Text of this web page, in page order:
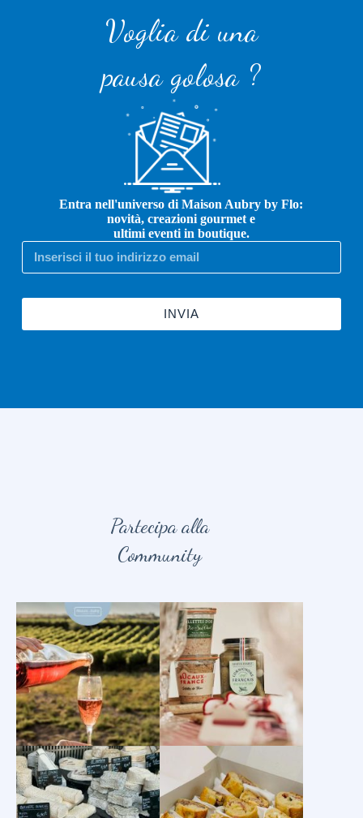
Voglia di una
pausa golosa ?
Entra nell'universo di Maison Aubry by Flo:
novità, creazioni gourmet e
ultimi eventi in boutique.
INVIA
Partecipa alla
Community